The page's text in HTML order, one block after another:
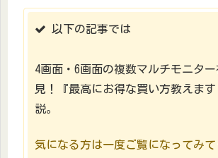
以下の記事では
4画面・6画面の複数マルチモニタ
見！『最高にお得な買い方教えま
説。
気になる方は一度ご覧になってみ